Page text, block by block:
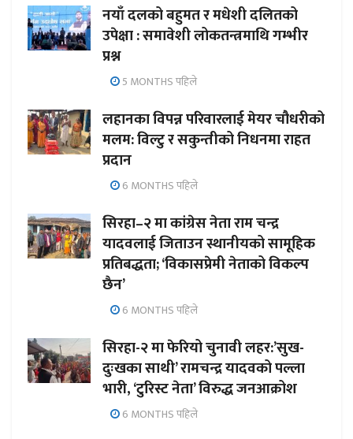
नयाँ दलको बहुमत र मधेशी दलितको
उपेक्षा : समावेशी लोकतन्त्रमाथि गम्भीर
प्रश्न
5 MONTHS पहिले
लहानका विपन्न परिवारलाई मेयर चौधरीको
मलम: विल्टु र सकुन्तीको निधनमा राहत
प्रदान
6 MONTHS पहिले
सिरहा–२ मा कांग्रेस नेता राम चन्द्र
यादवलाई जिताउन स्थानीयको सामूहिक
प्रतिबद्धता; ‘विकासप्रेमी नेताको विकल्प
छैन’
6 MONTHS पहिले
सिरहा-२ मा फेरियो चुनावी लहर:’सुख-
दुःखका साथी’ रामचन्द्र यादवको पल्ला
भारी, ‘टुरिस्ट नेता’ विरुद्ध जनआक्रोश
6 MONTHS पहिले